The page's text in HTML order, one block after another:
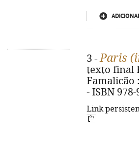
3 -Paris
texto final
Famalicão
- ISBN
Link